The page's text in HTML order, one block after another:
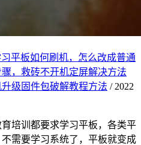
习平板如何刷机，怎么改成普通
，救砖不开机定屏解决方法
级固件包破解教程方法 / 2022
培训都要求学习平板，各类平
需要学习系统了，平板就变成